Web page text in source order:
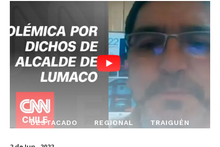
DESTACADO REGIONAL TRAIGUÉN